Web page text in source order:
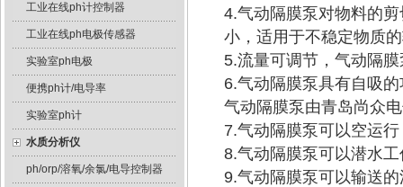
工业在线ph计控制器
工业在线ph电极传感器
实验室ph电极
便携ph计/电导率
实验室ph计
水质分析仪
ph/orp/溶氧/余氯/电导控制器
4.气动隔膜泵对物料的
小，适用于不稳定物质
5.流量可调节，气动隔
6.气动隔膜泵具有自吸
气动隔膜泵由青岛尚众
7.气动隔膜泵可以空运
8.气动隔膜泵可以潜水工
9.气动隔膜泵可以输送